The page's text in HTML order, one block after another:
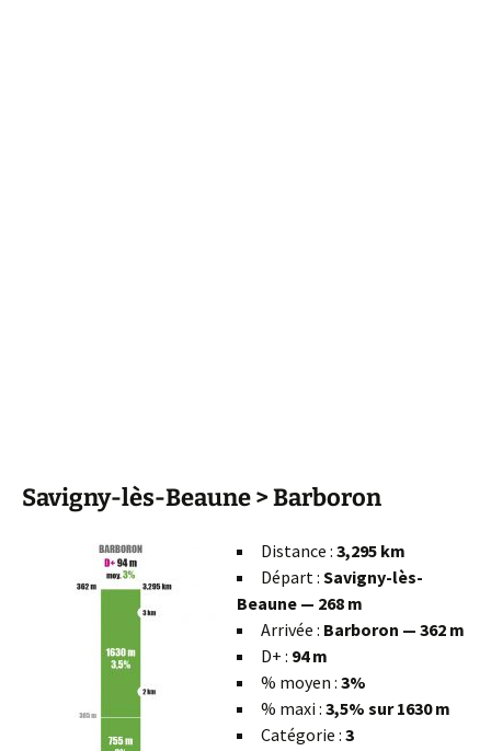
Savigny-lès-Beaune > Barboron
Distance : 3,295 km
Départ : Savigny-lès-
Beaune — 268 m
Arrivée : Barboron — 362 m
D+ : 94 m
% moyen : 3%
% maxi : 3,5% sur 1630 m
Catégorie : 3